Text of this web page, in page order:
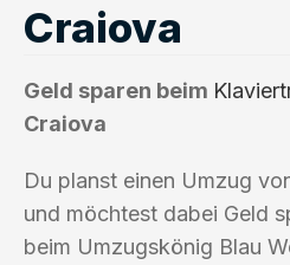
Craiova
Geld sparen beim
Craiova
Du planst einen Umzug
und möchtest dabei Geld
beim Umzugskönig Blau